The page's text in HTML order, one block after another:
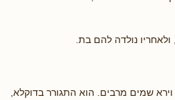
נולדה להם בת.
שמים מרבים. הוא התגורר בדוקלא,